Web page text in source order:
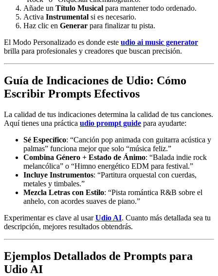
Añade un Título Musical para mantener todo ordenado.
Activa Instrumental si es necesario.
Haz clic en Generar para finalizar tu pista.
El Modo Personalizado es donde este udio ai music generator
brilla para profesionales y creadores que buscan precisión.
Guía de Indicaciones de Udio: Cómo
Escribir Prompts Efectivos
La calidad de tus indicaciones determina la calidad de tus canciones.
Aquí tienes una práctica udio prompt guide para ayudarte:
Sé Específico: “Canción pop animada con guitarra acústica y
palmas” funciona mejor que solo “música feliz.”
Combina Género + Estado de Ánimo: “Balada indie rock
melancólica” o “Himno energético EDM para festival.”
Incluye Instrumentos: “Partitura orquestal con cuerdas,
metales y timbales.”
Mezcla Letras con Estilo: “Pista romántica R&B sobre el
anhelo, con acordes suaves de piano.”
Experimentar es clave al usarUdio AI. Cuanto más detallada sea tu
descripción, mejores resultados obtendrás.
Ejemplos Detallados de Prompts para
Udio AI